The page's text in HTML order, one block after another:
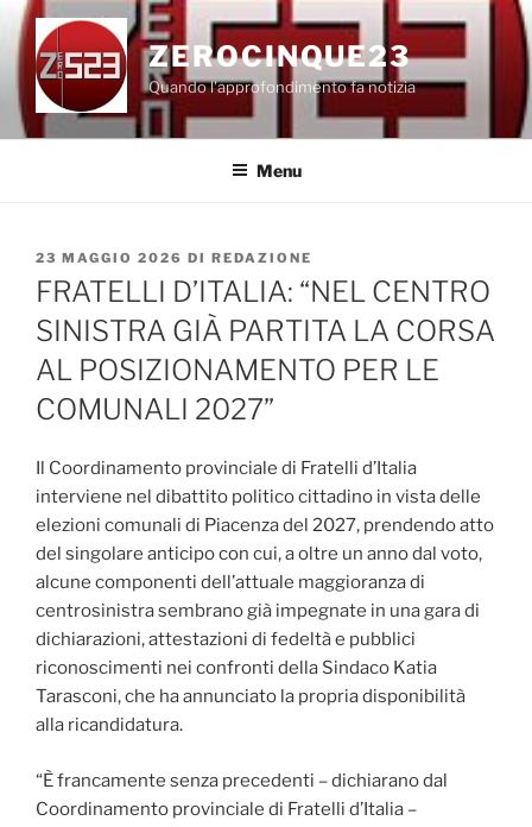
Salta
contenuto
ZEROCINQUE23
Quando l'approfondimento fa notizia
Menu
PUBBLICATO
IL
23 MAGGIO 2026 DI REDAZIONE
FRATELLI D’ITALIA: “NEL CENTRO
SINISTRA GIÀ PARTITA LA CORSA
AL POSIZIONAMENTO PER LE
COMUNALI 2027”
Il Coordinamento provinciale di Fratelli d’Italia
interviene nel dibattito politico cittadino in vista delle
elezioni comunali di Piacenza del 2027, prendendo atto
del singolare anticipo con cui, a oltre un anno dal voto,
alcune componenti dell’attuale maggioranza di
centrosinistra sembrano già impegnate in una gara di
dichiarazioni, attestazioni di fedeltà e pubblici
riconoscimenti nei confronti della Sindaco Katia
Tarasconi, che ha annunciato la propria disponibilità
alla ricandidatura.
“È francamente senza precedenti – dichiarano dal
Coordinamento provinciale di Fratelli d’Italia –